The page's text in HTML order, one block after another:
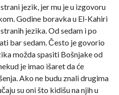
jezik, jer mu je u izgovoru
Godine boravka u El-Kahiri
jezika. Od sedam i po
bar sedam. Često je govorio
možda spasiti Bošnjake od
je imao išaret da će
Ako ne budu znali drugima
su oni što kidišu na njih u